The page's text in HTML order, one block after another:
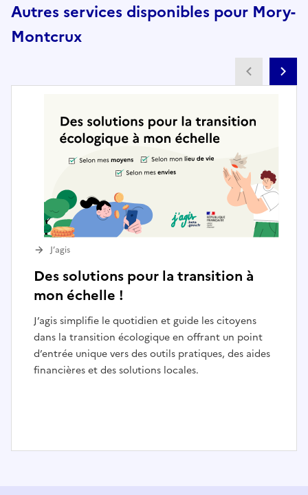
Autres services disponibles pour Mory-
Montcrux
Des solutions pour la transition à
mon échelle !
J’agis simplifie le quotidien et guide les citoyens
dans la transition écologique en offrant un point
d’entrée unique vers des outils pratiques, des aides
financières et des solutions locales.
J’agis